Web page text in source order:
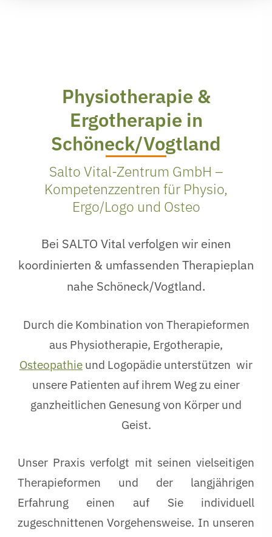
Physiotherapie &
Ergotherapie in
Schöneck/Vogtland
Salto Vital-Zentrum GmbH –
Kompetenzzentren für Physio,
Ergo/Logo und Osteo
Bei SALTO Vital verfolgen wir einen
koordinierten & umfassenden Therapieplan
nahe Schöneck/Vogtland.
Durch die Kombination von Therapieformen
aus Physiotherapie, Ergotherapie,
Osteopathie und Logopädie unterstützen wir
unsere Patienten auf ihrem Weg zu einer
ganzheitlichen Genesung von Körper und
Geist.
Unser Praxis verfolgt mit seinen vielseitigen
Therapieformen und der langjährigen
Erfahrung einen auf Sie individuell
zugeschnittenen Vorgehensweise. In unseren